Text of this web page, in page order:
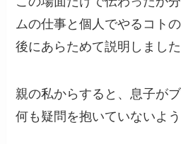
ムの仕事と個人でやるコト
後にあらためて説明しました
親の私からすると、息子が
何も疑問を抱いていないよ